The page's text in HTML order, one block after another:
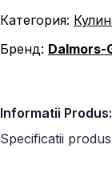
Категория:
Бренд: Dalmors-
Informatii Produs:
Specificatii produs